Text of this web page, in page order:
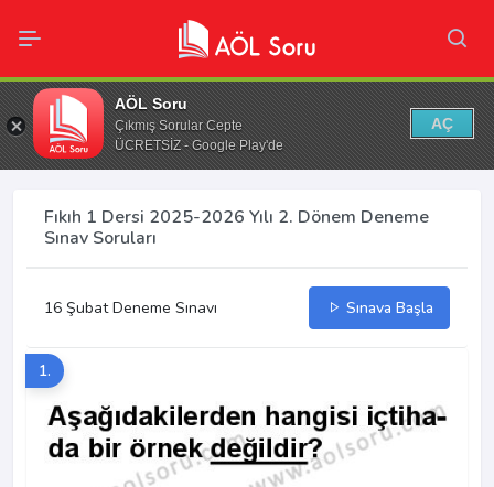
AÖL Soru
Çıkmış Sorular Cepte
ÜCRETSİZ - Google Play'de
AÇ
Fıkıh 1 Dersi 2025-2026 Yılı 2. Dönem Deneme
Sınav Soruları
16 Şubat Deneme Sınavı Sınava Başla
1.